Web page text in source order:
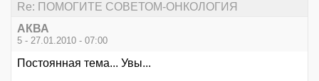
Re: ПОМОГИТЕ СОВЕТОМ-ОНКОЛОГИЯ
АКВА
5 - 27.01.2010 - 07:00
Постоянная тема... Увы...